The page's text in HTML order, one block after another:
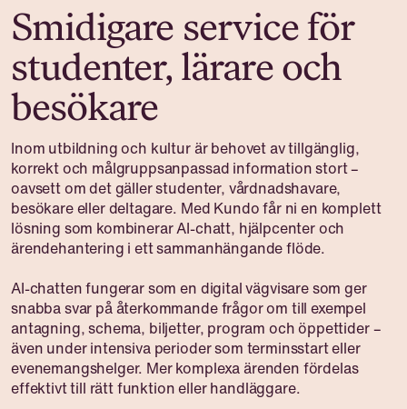
Smidigare service för
studenter, lärare och
besökare
Inom utbildning och kultur är behovet av tillgänglig,
korrekt och målgruppsanpassad information stort –
oavsett om det gäller studenter, vårdnadshavare,
besökare eller deltagare. Med Kundo får ni en komplett
lösning som kombinerar AI-chatt, hjälpcenter och
ärendehantering i ett sammanhängande flöde.
AI-chatten fungerar som en digital vägvisare som ger
snabba svar på återkommande frågor om till exempel
antagning, schema, biljetter, program och öppettider –
även under intensiva perioder som terminsstart eller
evenemangshelger. Mer komplexa ärenden fördelas
effektivt till rätt funktion eller handläggare.